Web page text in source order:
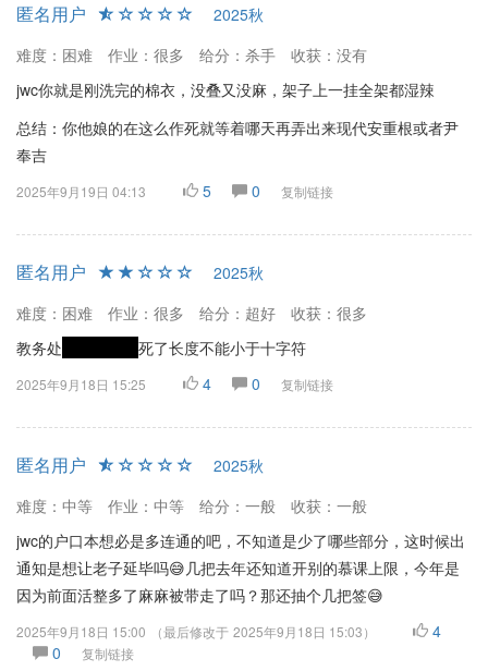
匿名用户
2025秋
难度：困难
作业：很多 给分：杀手
收获：没有
jwc你就是刚洗完的棉衣，没叠又没麻，架子上一挂全架都湿辣
总结：你他娘的在这么作死就等着哪天再弄出来现代安重根或者尹
奉吉
2025年9月19日 04:13 5 0 复制链接
匿名用户
2025秋
难度：困难
作业：很多 给分：超好
收获：很多
教务处
死了长度不能小于十字符
2025年9月18日 15:25 4 0 复制链接
匿名用户
2025秋
难度：中等
作业：中等 给分：一般
收获：一般
jwc的户口本想必是多连通的吧，不知道是少了哪些部分，这时候出
通知是想让老子延毕吗😅几把去年还知道开别的慕课上限，今年是
因为前面活整多了麻麻被带走了吗？那还抽个几把签😅
2025年9月18日 15:00 （最后修改于 2025年9月18日 15:03）
4
0
复制链接